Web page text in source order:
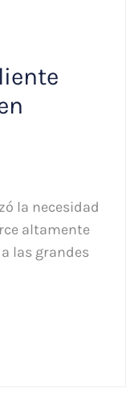
la necesidad
altamente
las grandes